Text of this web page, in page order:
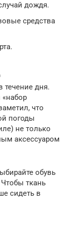
дождя.
средства
течение дня.
что
погоды
не только
аксессуаром
обувь
ткань
сидеть в